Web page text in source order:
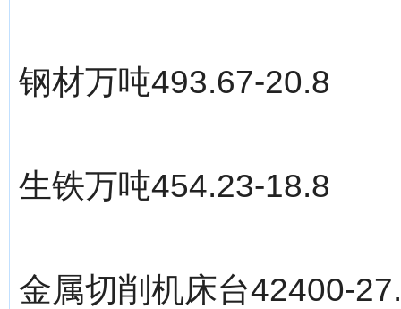
钢材万吨493.67-20.8
生铁万吨454.23-18.8
金属切削机床台42400-